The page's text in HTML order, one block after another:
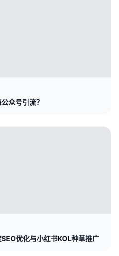
众号引流？
优化与小红书KOL种草推广